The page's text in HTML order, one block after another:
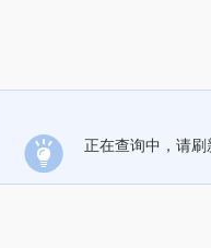
正在查询中，请刷